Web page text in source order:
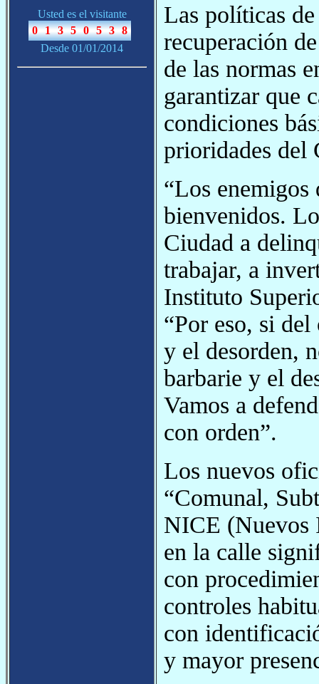
Usted es el visitante
Desde 01/01/2014
Las políticas
recuperación
de las normas
garantizar que
condiciones
prioridades del
“Los
bienvenidos.
Ciudad a
trabajar, a
Instituto
“Por eso, si
y el desorden,
barbarie y el
Vamos a
con orden”.
Los nuevos
“Comunal,
NICE (Nuevos
en la calle
con
controles
con
y mayor